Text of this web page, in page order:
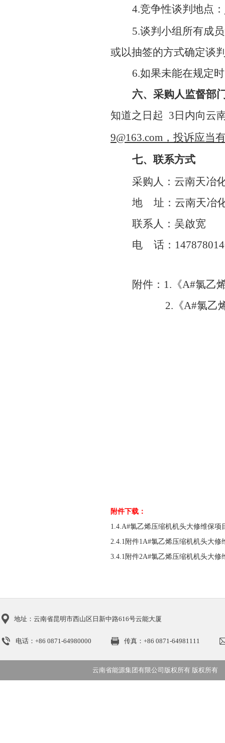
4.竞争性谈判地点：
5.谈判小组所有成
或以抽签的方式确定谈
6.如果未能在规定
六、采购人监督部
知道之日起 3日内向云
9@163.com，投诉应当
七、联系方式
采购人：云南天冶
地 址：云南天冶
联系人： 吴啟宽
电 话：
附件 ： 1. 《A#氯乙
2.《A#氯乙
附件下载：
1. 4.A#氯乙烯压缩机机头大修维保项
2. 4.1附件1A#氯乙烯压缩机机头大
3. 4.1附件2A#氯乙烯压缩机机头大
地址：云南省昆明市西山区日新中路616号云能大厦
电话：+86 0871-64980000 传真：+86 0871-64981111
云南省能源集团有限公司版权所有 版权所有